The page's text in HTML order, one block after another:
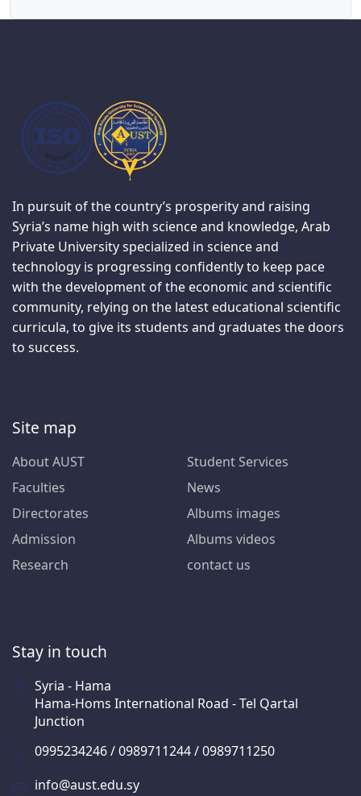
In pursuit of the country’s prosperity and raising
Syria’s name high with science and knowledge, Arab
Private University specialized in science and
technology is progressing confidently to keep pace
with the development of the economic and scientific
community, relying on the latest educational scientific
curricula, to give its students and graduates the doors
to success.
Site map
About AUST
Faculties
Directorates
Admission
Research
Student Services
News
Albums images
Albums videos
contact us
Stay in touch
Syria - Hama
Hama-Homs International Road - Tel Qartal
Junction
0995234246 / 0989711244 / 0989711250
info@aust.edu.sy